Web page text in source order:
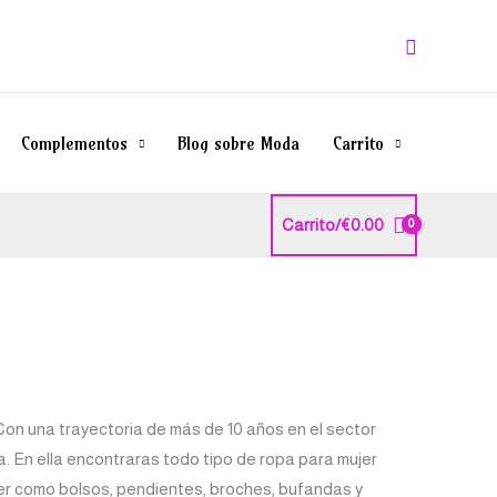
Buscar
Complementos Blog sobre Moda Carrito
Carrito/€0.00
una trayectoria de más de 10 años en el sector
En ella encontraras todo tipo de ropa para mujer
como bolsos, pendientes, broches, bufandas y